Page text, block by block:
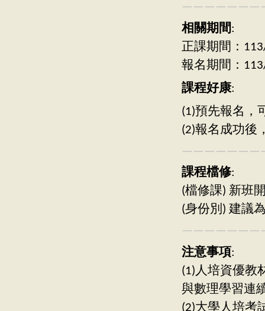
相關期間:
正課期間：
報名期間：
課程好康:
(1)預先報名，
(2)報名成功後
課程檔修:
(檔修課) 新班
(身份別) 建議
注意事項:
(1)人培資優教
與數理學習連
(2)大學人培考